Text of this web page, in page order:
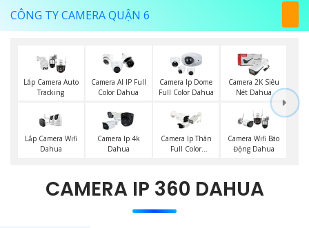
CÔNG TY CAMERA QUẬN 6
Lắp Camera Auto
Tracking
Camera AI IP Full
Color Dahua
Camera Ip Dome
Full Color Dahua
Camera 2K Siêu
Nét Dahua
Lắp Camera Wifi
Dahua
Camera Ip 4k
Dahua
Camera Ip Thân
Full Color
Camera Wifi Báo
Động Dahua
CAMERA IP 360 DAHUA